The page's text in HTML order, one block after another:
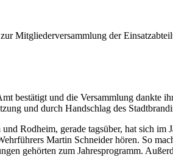
Mitgliederversammlung der
bestätigt und die Versammlung dankte
und durch Handschlag des
Rodheim, gerade tagsüber, hat sich
Martin Schneider hören. So
gehörten zum Jahresprogramm.